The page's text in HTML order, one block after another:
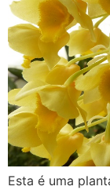
Esta é uma